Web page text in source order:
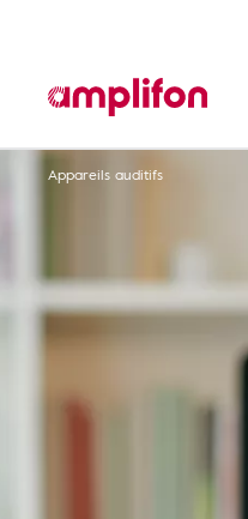
Appareils auditifs